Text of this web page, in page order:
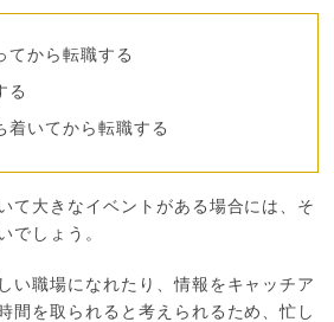
てから転職する
る
着いてから転職する
て大きなイベントがある場合には、そ
でしょう。
い職場になれたり、情報をキャッチア
間を取られると考えられるため、忙し